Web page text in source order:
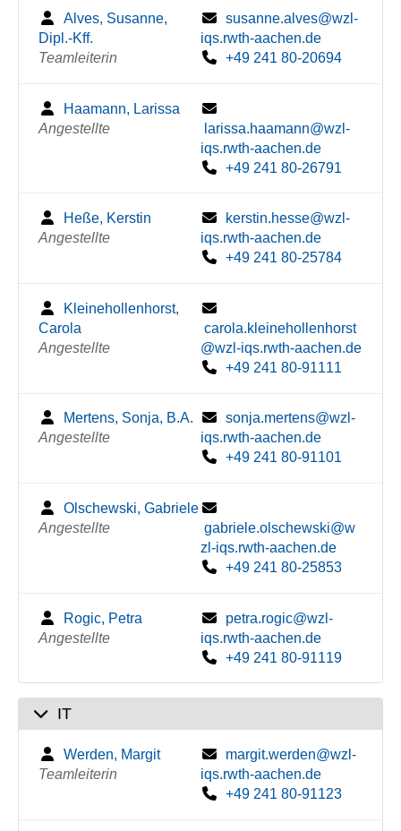
Alves, Susanne,
Dipl.-Kff.
Teamleiterin
susanne.alves@wzl-
iqs.rwth-aachen.de
+49 241 80-20694
Haamann, Larissa
Angestellte
larissa.haamann@wzl-
iqs.rwth-aachen.de
+49 241 80-26791
Heße, Kerstin
Angestellte
kerstin.hesse@wzl-
iqs.rwth-aachen.de
+49 241 80-25784
Kleinehollenhorst,
Carola
Angestellte
carola.kleinehollenhorst
@wzl-iqs.rwth-aachen.de
+49 241 80-91111
Mertens, Sonja, B.A.
Angestellte
sonja.mertens@wzl-
iqs.rwth-aachen.de
+49 241 80-91101
Olschewski, Gabriele
Angestellte
gabriele.olschewski@w
zl-iqs.rwth-aachen.de
+49 241 80-25853
Rogic, Petra
Angestellte
petra.rogic@wzl-
iqs.rwth-aachen.de
+49 241 80-91119
IT
Werden, Margit
Teamleiterin
margit.werden@wzl-
iqs.rwth-aachen.de
+49 241 80-91123